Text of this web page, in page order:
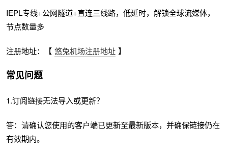
IEPL专线+公网隧道+直连三线路，低延时，解锁全球流媒体，
节点数量多
注册地址：【 悠兔机场注册地址 】
常见问题
1.订阅链接无法导入或更新？
答：请确认您使用的客户端已更新至最新版本，并确保链接仍在
有效期内。